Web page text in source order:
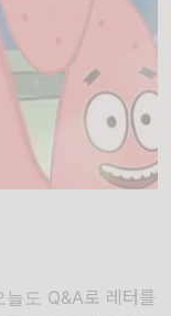
도 Q&A로 레터를